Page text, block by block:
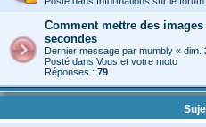
Comment mettre des
secondes
Dernier message par mumbly « dim.
Posté dans Vous et votre moto
Réponses : 79